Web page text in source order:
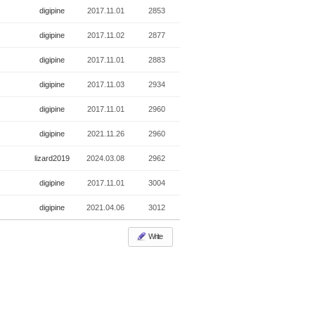
digipine 2017.11.01 2853
digipine 2017.11.02 2877
digipine 2017.11.01 2883
digipine 2017.11.03 2934
digipine 2017.11.01 2960
digipine 2021.11.26 2960
lizard2019 2024.03.08 2962
digipine 2017.11.01 3004
digipine 2021.04.06 3012
Write